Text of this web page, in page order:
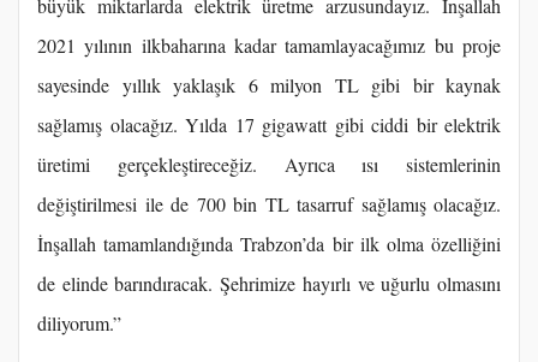
büyük miktarlarda elektrik üretme arzusundayız. İnşallah
2021 yılının ilkbaharına kadar tamamlayacağımız bu proje
sayesinde yıllık yaklaşık 6 milyon TL gibi bir kaynak
sağlamış olacağız. Yılda 17 gigawatt gibi ciddi bir elektrik
üretimi gerçekleştireceğiz. Ayrıca ısı sistemlerinin
değiştirilmesi ile de 700 bin TL tasarruf sağlamış olacağız.
İnşallah tamamlandığında Trabzon’da bir ilk olma özelliğini
de elinde barındıracak. Şehrimize hayırlı ve uğurlu olmasını
diliyorum.”